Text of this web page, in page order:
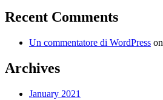
Recent Comments
Un commentatore di WordPress on
Archives
January 2021